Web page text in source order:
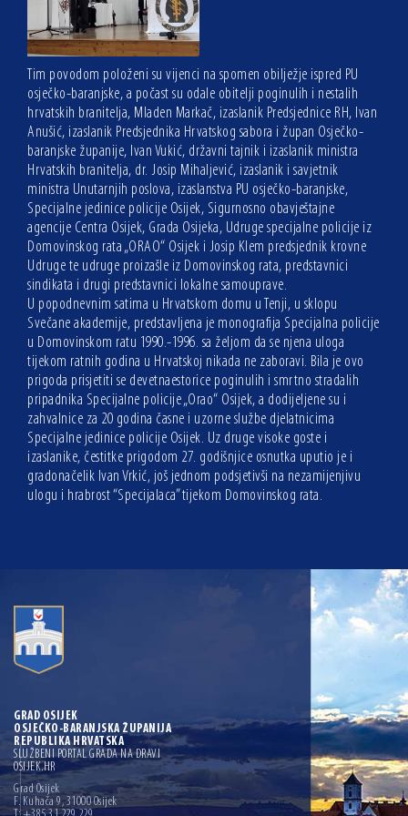
Tim povodom položeni su vijenci na spomen obilježje ispred PU
osječko-baranjske, a počast su odale obitelji poginulih i nestalih
hrvatskih branitelja, Mladen Markač, izaslanik Predsjednice RH, Ivan
Anušić, izaslanik Predsjednika Hrvatskog sabora i župan Osječko-
baranjske županije, Ivan Vukić, državni tajnik i izaslanik ministra
Hrvatskih branitelja, dr. Josip Mihaljević, izaslanik i savjetnik
ministra Unutarnjih poslova, izaslanstva PU osječko-baranjske,
Specijalne jedinice policije Osijek, Sigurnosno obavještajne
agencije Centra Osijek, Grada Osijeka, Udruge specijalne policije iz
Domovinskog rata „ORAO“ Osijek i Josip Klem predsjednik krovne
Udruge te udruge proizašle iz Domovinskog rata, predstavnici
sindikata i drugi predstavnici lokalne samouprave.
U popodnevnim satima u Hrvatskom domu u Tenji, u sklopu
Svečane akademije, predstavljena je monografija Specijalna policije
u Domovinskom ratu 1990.-1996. sa željom da se njena uloga
tijekom ratnih godina u Hrvatskoj nikada ne zaboravi. Bila je ovo
prigoda prisjetiti se devetnaestorice poginulih i smrtno stradalih
pripadnika Specijalne policije „Orao“ Osijek, a dodijeljene su i
zahvalnice za 20 godina časne i uzorne službe djelatnicima
Specijalne jedinice policije Osijek. Uz druge visoke goste i
izaslanike, čestitke prigodom 27. godišnjice osnutka uputio je i
gradonačelik Ivan Vrkić, još jednom podsjetivši na nezamijenjivu
ulogu i hrabrost “Specijalaca” tijekom Domovinskog rata.
GRAD OSIJEK
OSJEČKO-BARANJSKA ŽUPANIJA
REPUBLIKA HRVATSKA
SLUŽBENI PORTAL GRADA NA DRAVI
OSIJEK.HR
Grad Osijek
F. Kuhača 9, 31000 Osijek